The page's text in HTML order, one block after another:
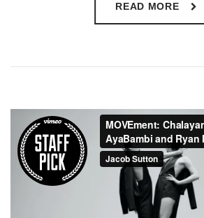
READ MORE